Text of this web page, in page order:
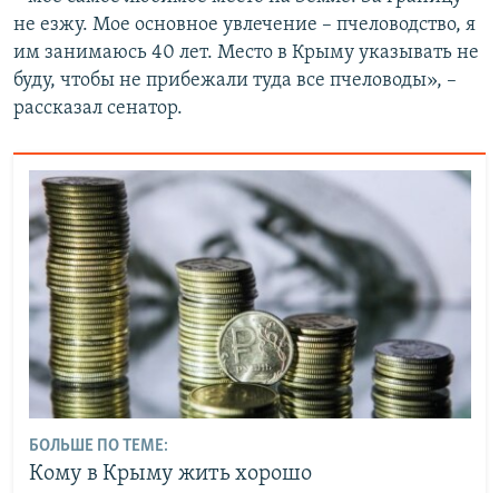
не езжу. Мое основное увлечение – пчеловодство, я
им занимаюсь 40 лет. Место в Крыму указывать не
буду, чтобы не прибежали туда все пчеловоды», –
рассказал сенатор.
БОЛЬШЕ ПО ТЕМЕ:
Кому в Крыму жить хорошо